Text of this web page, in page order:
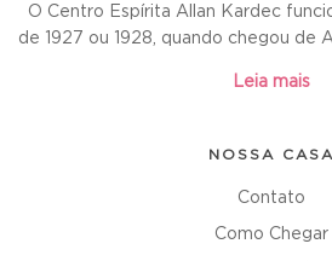
O Centro Espírita Allan Kardec
de 1927 ou 1928, quando chegou de
Leia mais
NOSSA CASA
Contato
Como Chegar